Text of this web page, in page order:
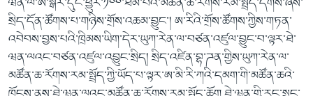
སྲིད་དོན་ཚོགས་པ་གཉིས་གྲོས་འཆམ་བྱུང་། ཨ་རིའི་གྲོས་ཚོགས་ཀྱིས་གཏན་
འབེབས་བྱས་པའི་ཁྲིམས་ཡིག་དེར་ཡུཀ་རེན་ལ་བཙན་འཛུལ་བྱུང་བ་ལྟར་ཐེ་
ཝན་ལའང་བཙན་འཛུལ་འབྱུང་སྲིད། སྲིད་འཛིན་བྷ་ཌན་གྱིས་ཡུཀ་རེན་ལ་
མཚོན་ཆ་རོགས་རམ་སྤྲོད་ཀྱི་ཡོད་པ་ལྟར་ཨ་མི་རི་ཀའི་དམག་གི་མཚོན་ཆའི་